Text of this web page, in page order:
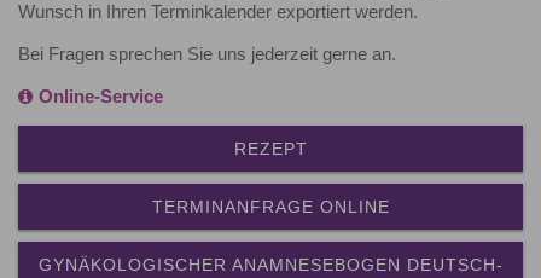
Wunsch in Ihren Terminkalender exportiert werden.
Bei Fragen sprechen Sie uns jederzeit gerne an.
Online-Service
REZEPT
TERMINANFRAGE ONLINE
GYNÄKOLOGISCHER ANAMNESEBOGEN DEUTSCH-